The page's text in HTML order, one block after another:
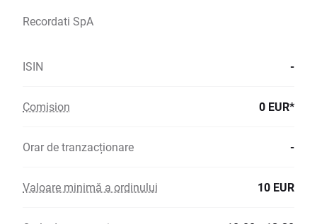
Recordati SpA
ISIN -
Comision 0 EUR*
Orar de tranzacționare -
Valoare minimă a ordinului 10 EUR